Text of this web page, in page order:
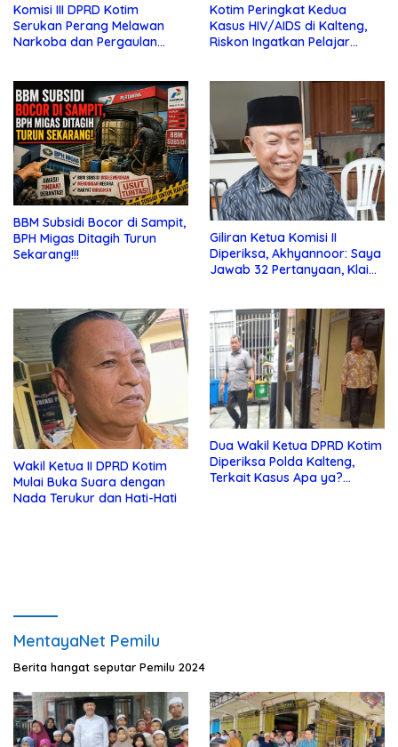
Komisi III DPRD Kotim
Serukan Perang Melawan
Narkoba dan Pergaulan
Kotim Peringkat Kedua
Kasus HIV/AIDS di Kalteng,
Riskon Ingatkan Pelajar
BBM Subsidi Bocor di Sampit,
BPH Migas Ditagih Turun
Sekarang!!!
Giliran Ketua Komisi II
Diperiksa, Akhyannoor: Saya
Jawab 32 Pertanyaan, Klaim
Wakil Ketua II DPRD Kotim
Mulai Buka Suara dengan
Nada Terukur dan Hati-Hati
Dua Wakil Ketua DPRD Kotim
Diperiksa Polda Kalteng,
Terkait Kasus Apa ya?…
MentayaNet Pemilu
Berita hangat seputar Pemilu 2024